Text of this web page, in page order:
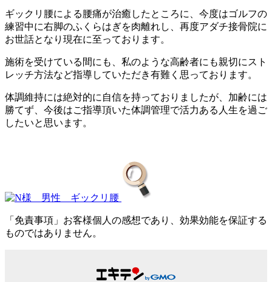
ギックリ腰による腰痛が治癒したところに、今度はゴルフの
練習中に右脚のふくらはぎを肉離れし、再度アダチ接骨院に
お世話となり現在に至っております。
施術を受けている間にも、私のような高齢者にも親切にスト
レッチ方法など指導していただき有難く思っております。
体調維持には絶対的に自信を持っておりましたが、加齢には
勝てず、今後はご指導頂いた体調管理で活力ある人生を過ご
したいと思います。
「免責事項」お客様個人の感想であり、効果効能を保証する
ものではありません。